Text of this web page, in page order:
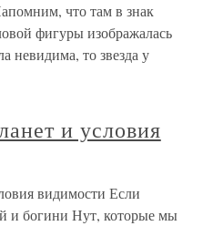
что там в знак
фигуры изображалась
невидима, то звезда у
и условия
видимости Если
и богини Нут, которые мы